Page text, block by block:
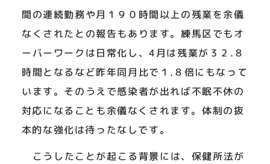
間の連続勤務や月１９０時間以上の残業を余儀
なくされたとの報告もあります。練馬区でもオ
ーバーワークは日常化し、4月は残業が３２.８
時間となるなど昨年同月比で１.８倍にもなって
います。そのうえで感染者が出れば不眠不休の
対応になることも余儀なくされます。体制の抜
本的な強化は待ったなしです。
こうしたことが起こる背景には、保健所法が